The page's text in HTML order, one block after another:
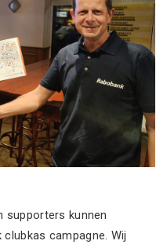
supporters kunnen
campagne. Wij